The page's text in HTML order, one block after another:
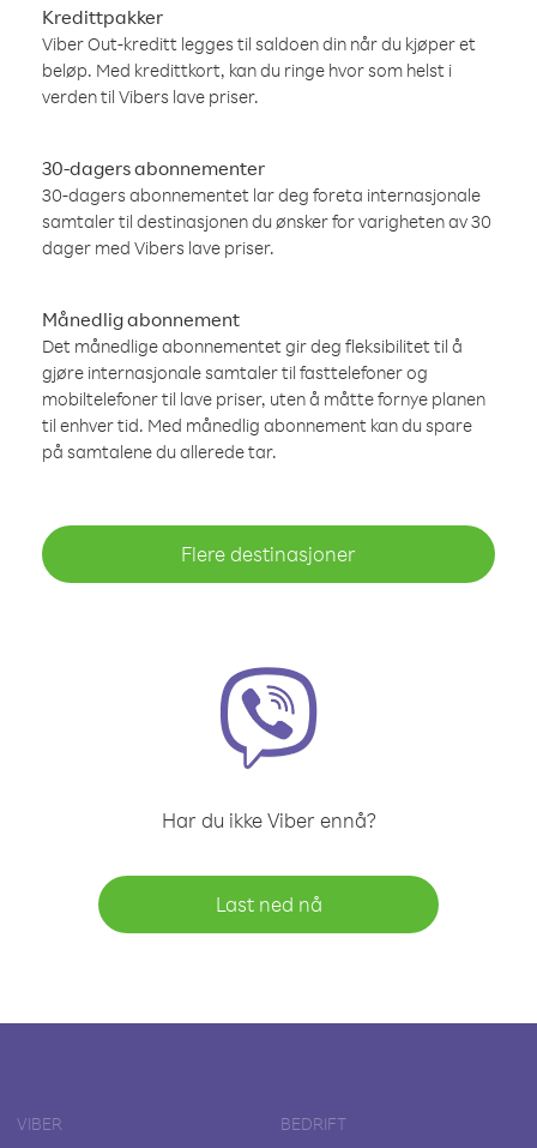
Kredittpakker
Viber Out-kreditt legges til saldoen din når du kjøper et
beløp. Med kredittkort, kan du ringe hvor som helst i
verden til Vibers lave priser.
30-dagers abonnementer
30-dagers abonnementet lar deg foreta internasjonale
samtaler til destinasjonen du ønsker for varigheten av 30
dager med Vibers lave priser.
Månedlig abonnement
Det månedlige abonnementet gir deg fleksibilitet til å
gjøre internasjonale samtaler til fasttelefoner og
mobiltelefoner til lave priser, uten å måtte fornye planen
til enhver tid. Med månedlig abonnement kan du spare
på samtalene du allerede tar.
Flere destinasjoner
Har du ikke Viber ennå?
Last ned nå
VIBER BEDRIFT